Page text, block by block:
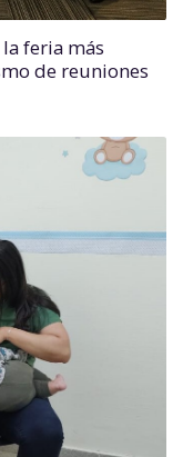
feria más
de reuniones